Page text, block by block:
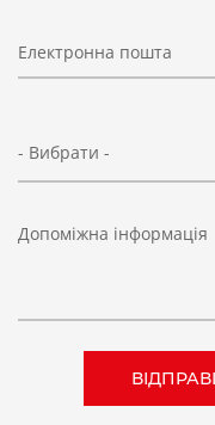
Електронна пошта
- Вибрати -
Допоміжна інформація